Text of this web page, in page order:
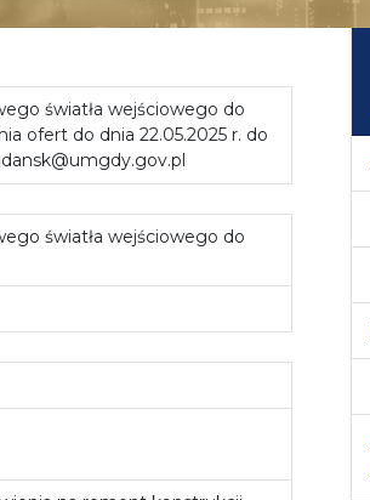
światła wejściowego do
ofert do dnia 22.05.2025 r. do
światła wejściowego do